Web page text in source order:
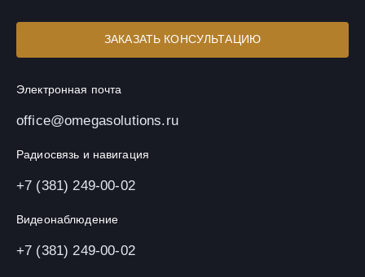
ЗАКАЗАТЬ КОНСУЛЬТАЦИЮ
Электронная почта
office@omegasolutions.ru
Радиосвязь и навигация
+7 (381) 249-00-02
Видеонаблюдение
+7 (381) 249-00-02